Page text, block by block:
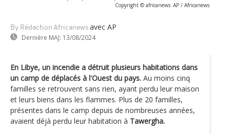
Copyright © africanews AP / Africanews
By Rédaction Africanews avec AP
Dernière MAJ: 13/08/2024
En Libye, un incendie a détruit plusieurs habitations dans
un camp de déplacés à l'Ouest du pays. Au moins cinq
familles se retrouvent sans rien, ayant perdu leur maison
et leurs biens dans les flammes. Plus de 20 familles,
présentes dans le camp depuis de nombreuses années,
avaient déjà perdu leur habitation à Tawergha.